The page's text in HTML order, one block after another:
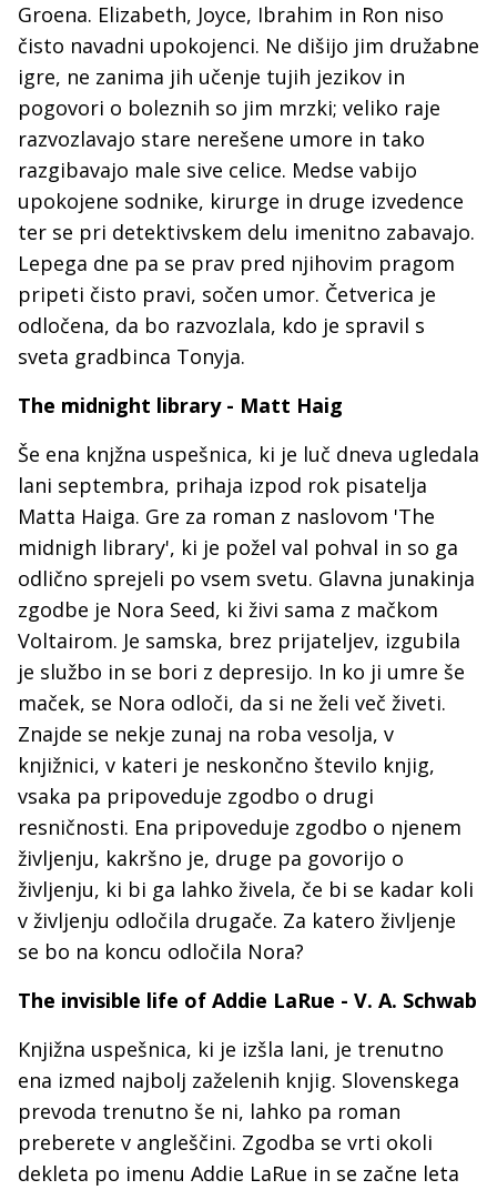
Groena. Elizabeth, Joyce, Ibrahim in Ron niso
čisto navadni upokojenci. Ne dišijo jim družabne
igre, ne zanima jih učenje tujih jezikov in
pogovori o boleznih so jim mrzki; veliko raje
razvozlavajo stare nerešene umore in tako
razgibavajo male sive celice. Medse vabijo
upokojene sodnike, kirurge in druge izvedence
ter se pri detektivskem delu imenitno zabavajo.
Lepega dne pa se prav pred njihovim pragom
pripeti čisto pravi, sočen umor. Četverica je
odločena, da bo razvozlala, kdo je spravil s
sveta gradbinca Tonyja.
The midnight library - Matt Haig
Še ena knjžna uspešnica, ki je luč dneva ugledala
lani septembra, prihaja izpod rok pisatelja
Matta Haiga. Gre za roman z naslovom 'The
midnigh library', ki je požel val pohval in so ga
odlično sprejeli po vsem svetu. Glavna junakinja
zgodbe je Nora Seed, ki živi sama z mačkom
Voltairom. Je samska, brez prijateljev, izgubila
je službo in se bori z depresijo. In ko ji umre še
maček, se Nora odloči, da si ne želi več živeti.
Znajde se nekje zunaj na roba vesolja, v
knjižnici, v kateri je neskončno število knjig,
vsaka pa pripoveduje zgodbo o drugi
resničnosti. Ena pripoveduje zgodbo o njenem
življenju, kakršno je, druge pa govorijo o
življenju, ki bi ga lahko živela, če bi se kadar koli
v življenju odločila drugače. Za katero življenje
se bo na koncu odločila Nora?
The invisible life of Addie LaRue - V. A. Schwab
Knjižna uspešnica, ki je izšla lani, je trenutno
ena izmed najbolj zaželenih knjig. Slovenskega
prevoda trenutno še ni, lahko pa roman
preberete v angleščini. Zgodba se vrti okoli
dekleta po imenu Addie LaRue in se začne leta